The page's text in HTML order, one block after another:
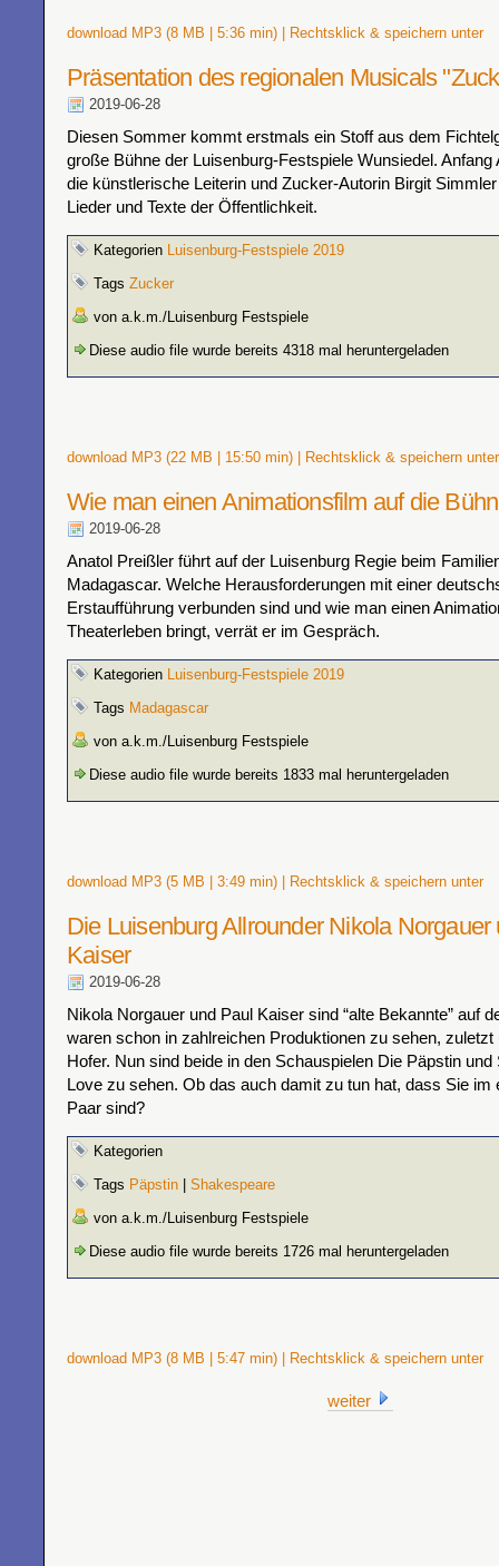
download MP3 (8 MB | 5:36 min) | Rechtsklick & speichern unter
Präsentation des regionalen Musicals
2019-06-28
Diesen Sommer kommt erstmals ein Stoff aus dem
große Bühne der Luisenburg-Festspiele Wunsiedel. Anfang
die künstlerische Leiterin und Zucker-Autorin Birgit
Lieder und Texte der Öffentlichkeit.
Kategorien Luisenburg-Festspiele 2019
Tags Zucker
von a.k.m./Luisenburg Festspiele
Diese audio file wurde bereits 4318 mal heruntergeladen
download MP3 (22 MB | 15:50 min) | Rechtsklick & speichern unter
Wie man einen Animationsfilm auf die
2019-06-28
Anatol Preißler führt auf der Luisenburg Regie beim
Madagascar. Welche Herausforderungen mit einer
Erstaufführung verbunden sind und wie man einen
Theaterleben bringt, verrät er im Gespräch.
Kategorien Luisenburg-Festspiele 2019
Tags Madagascar
von a.k.m./Luisenburg Festspiele
Diese audio file wurde bereits 1833 mal heruntergeladen
download MP3 (5 MB | 3:49 min) | Rechtsklick & speichern unter
Die Luisenburg Allrounder Nikola Norgauer
Kaiser
2019-06-28
Nikola Norgauer und Paul Kaiser sind “alte Bekannte” auf
waren schon in zahlreichen Produktionen zu sehen, zuletzt
Hofer. Nun sind beide in den Schauspielen Die Päpstin
Love zu sehen. Ob das auch damit zu tun hat, dass Sie im
Paar sind?
Kategorien
Tags Päpstin
Shakespeare
von a.k.m./Luisenburg Festspiele
Diese audio file wurde bereits 1726 mal heruntergeladen
download MP3 (8 MB | 5:47 min) | Rechtsklick & speichern unter
weiter